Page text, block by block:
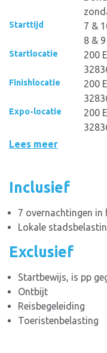
Starttijd
7 &
8 &
Startlocatie
200
Finishlocatie
200
Expo-locatie
200
Lees meer
Inclusief
7 overnachtingen in
Lokale
Exclusief
Startbewijs, is pp
Ontbijt
Reisbegeleiding
Toeristenbelasting